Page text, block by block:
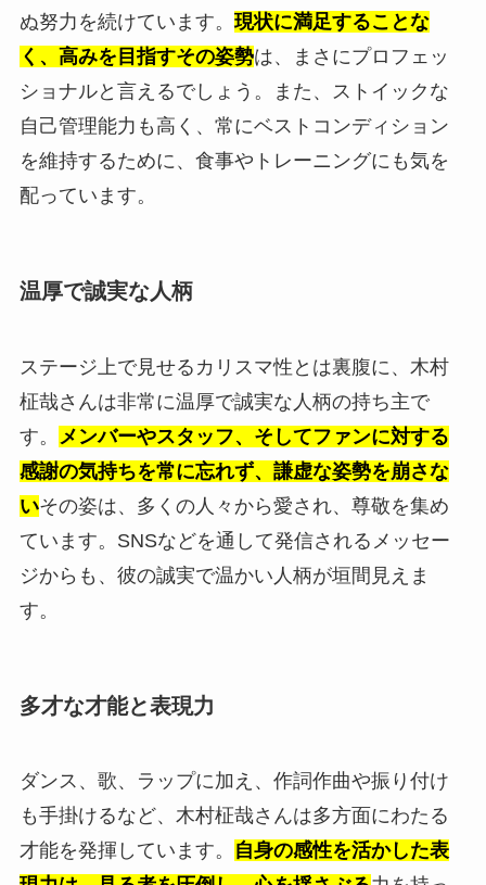
ぬ努力を続けています。 現状に満足することな
く、高みを目指すその姿勢は、まさにプロフェッ
ショナルと言えるでしょう。また、ストイックな
自己管理能力も高く、常にベストコンディション
を維持するために、食事やトレーニングにも気を
配っています。
温厚で誠実な人柄
ステージ上で見せるカリスマ性とは裏腹に、木村
柾哉さんは非常に温厚で誠実な人柄の持ち主で
す。
メンバーやスタッフ、そしてファンに対する
感謝の気持ちを常に忘れず、謙虚な姿勢を崩さな
いその姿は、多くの人々から愛され、尊敬を集め
ています。SNSなどを通して発信されるメッセー
ジからも、彼の誠実で温かい人柄が垣間見えま
す。
多才な才能と表現力
ダンス、歌、ラップに加え、作詞作曲や振り付け
も手掛けるなど、木村柾哉さんは多方面にわたる
才能を発揮しています。
自身の感性を活かした表